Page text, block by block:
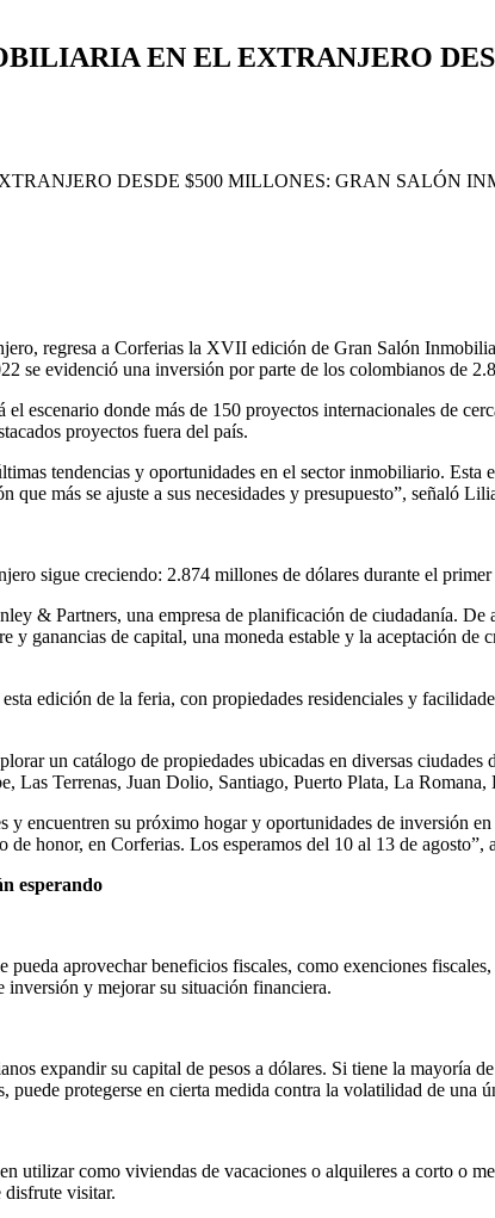
EN EL EXTRANJERO
regresa a Corferias la XVII edición de Gran Salón
se evidenció una inversión por parte de los colombianos de
donde más de 150 proyectos internacionales de
proyectos fuera del país.
tendencias y oportunidades en el sector inmobiliario.
más se ajuste a sus necesidades y presupuesto”, señaló
sigue creciendo: 2.874 millones de dólares durante el
& Partners, una empresa de planificación de ciudadanía.
ganancias de capital, una moneda estable y la aceptación
edición de la feria, con propiedades residenciales y
un catálogo de propiedades ubicadas en diversas
Terrenas, Juan Dolio, Santiago, Puerto Plata, La
y encuentren su próximo hogar y oportunidades de inversión
honor, en Corferias. Los esperamos del 10 al 13 de
esperando
aprovechar beneficios fiscales, como exenciones
inversión y mejorar su situación financiera.
expandir su capital de pesos a dólares. Si tiene la mayoría
protegerse en cierta medida contra la volatilidad de una
utilizar como viviendas de vacaciones o alquileres a corto o
disfrute visitar.